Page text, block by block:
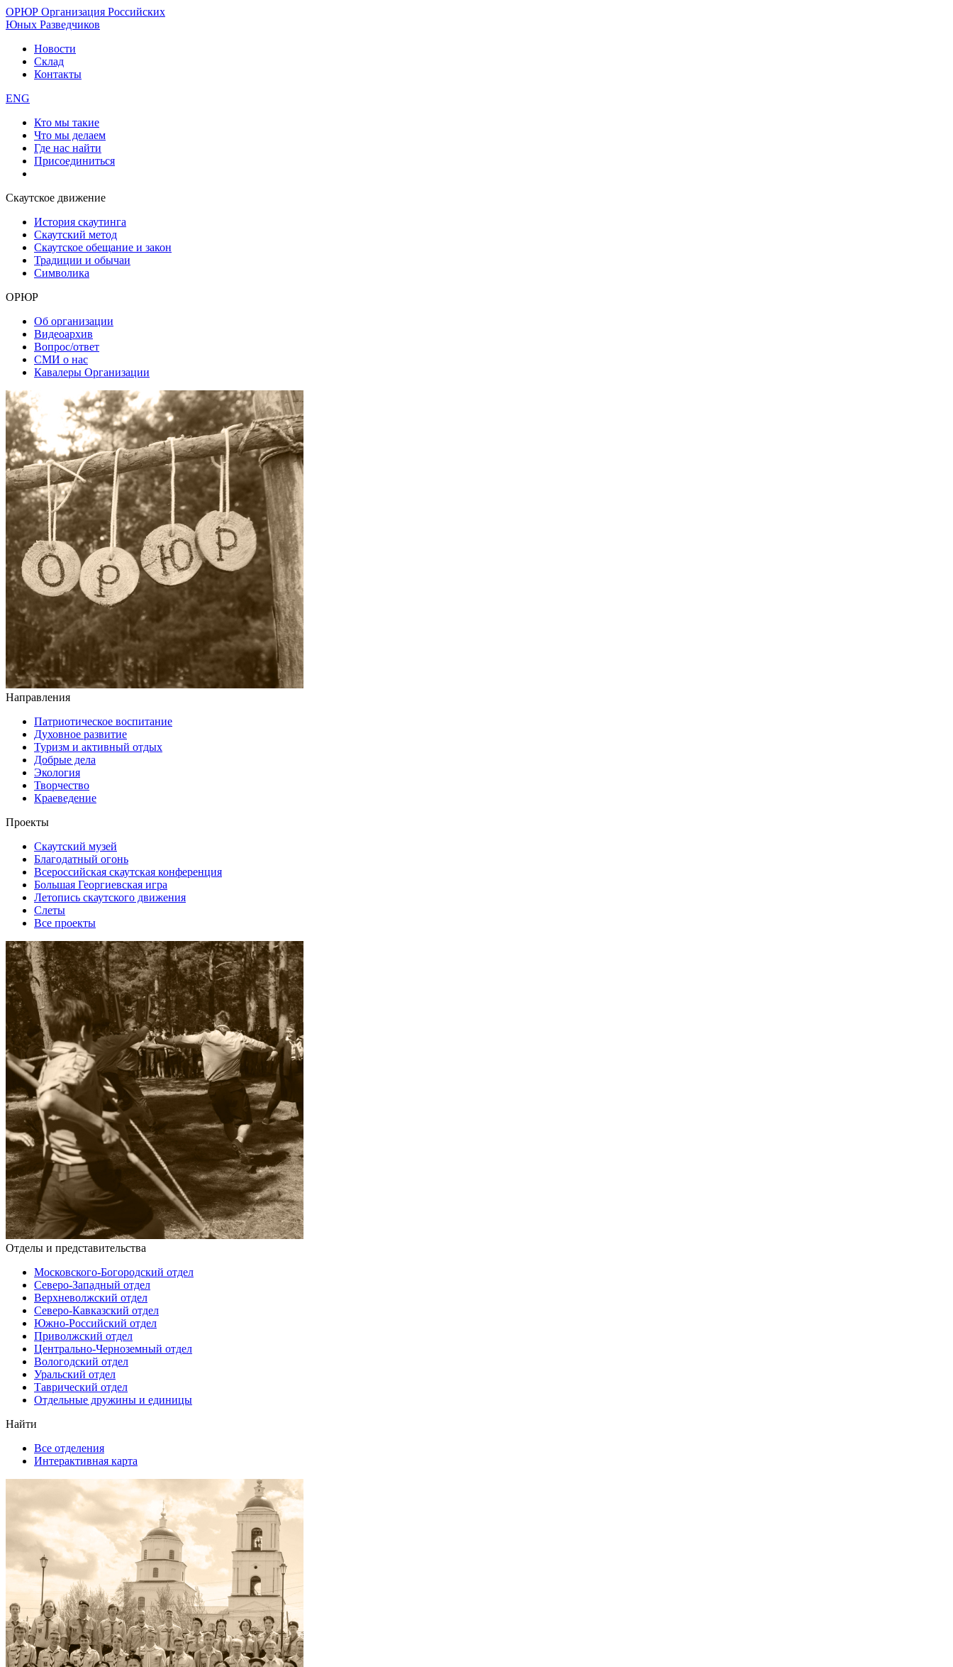
ОРЮР Организация Российских
Юных Разведчиков
Новости
Склад
Контакты
ENG
Кто мы такие
Что мы делаем
Где нас найти
Присоединиться
Скаутское движение
История скаутинга
Скаутский метод
Скаутское обещание и закон
Традиции и обычаи
Символика
ОРЮР
Об организации
Видеоархив
Вопрос/ответ
СМИ о нас
Кавалеры Организации
Направления
Патриотическое воспитание
Духовное развитие
Туризм и активный отдых
Добрые дела
Экология
Творчество
Краеведение
Проекты
Скаутский музей
Благодатный огонь
Всероссийская скаутская конференция
Большая Георгиевская игра
Летопись скаутского движения
Слеты
Все проекты
Отделы и представительства
Московского-Богородский отдел
Северо-Западный отдел
Верхневолжский отдел
Северо-Кавказский отдел
Южно-Российский отдел
Приволжский отдел
Центрально-Черноземный отдел
Вологодский отдел
Уральский отдел
Таврический отдел
Отдельные дружины и единицы
Найти
Все отделения
Интерактивная карта